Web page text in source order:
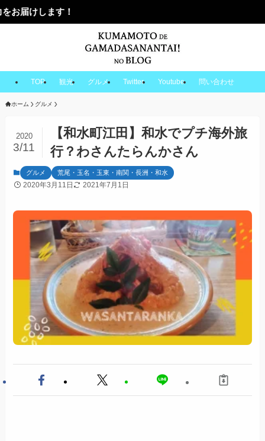
TOP 観光 グルメ Twitter Youtube 問い合わせ
ホーム グルメ
【和水町江田】和水でプチ海外旅
行？わさんたらんかさん
2020
3/11
グルメ 荒尾・玉名・玉東・南関・長洲・和水
2020年3月11日 2021年7月1日